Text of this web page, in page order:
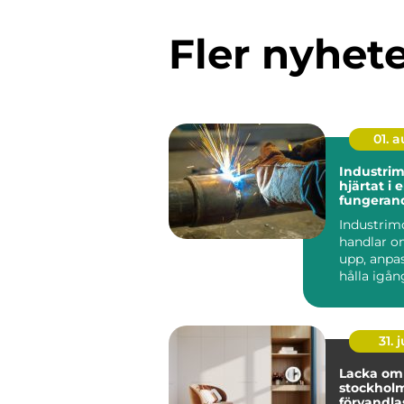
Fler
01.
hjärtat i
handlar
upp,
hålla
att ...
31.
Lacka
stockholm